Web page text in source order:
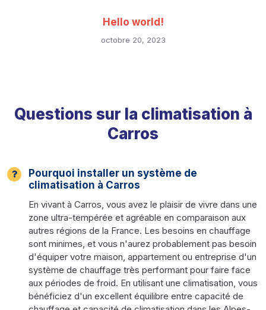
Hello world!
octobre 20, 2023
Questions sur la climatisation à
Carros
Pourquoi installer un système de
climatisation à Carros
En vivant à Carros, vous avez le plaisir de vivre dans une
zone ultra-tempérée et agréable en comparaison aux
autres régions de la France. Les besoins en chauffage
sont minimes, et vous n'aurez probablement pas besoin
d'équiper votre maison, appartement ou entreprise d'un
système de chauffage très performant pour faire face
aux périodes de froid. En utilisant une climatisation, vous
bénéficiez d'un excellent équilibre entre capacité de